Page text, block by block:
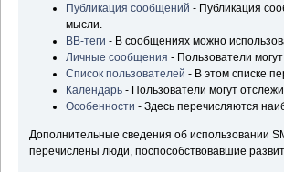
Публикация сообщений - Публикация
мысли.
BB-теги - В сообщениях можно
Личные сообщения - Пользователи
Список пользователей - В этом списке
Календарь - Пользователи могут
Особенности - Здесь перечисляются
Дополнительные сведения об использовании
перечислены люди, поспособствовавшие